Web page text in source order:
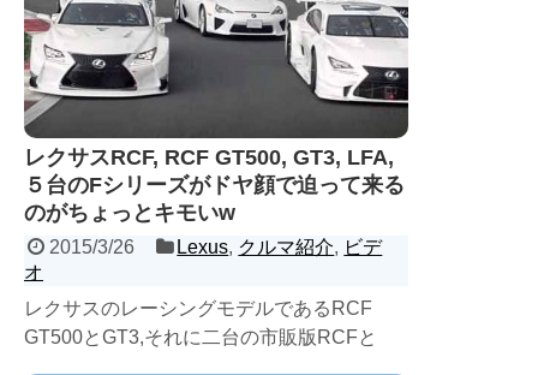
レクサスRCF, RCF GT500, GT3, LFA,
５台のFシリーズがドヤ顔で迫って来る
のがちょっとキモいw
2015/3/26 Lexus, クルマ紹介, ビデ
オ
レクサスのレーシングモデルであるRCF
GT500とGT3,それに二台の市販版RCFと